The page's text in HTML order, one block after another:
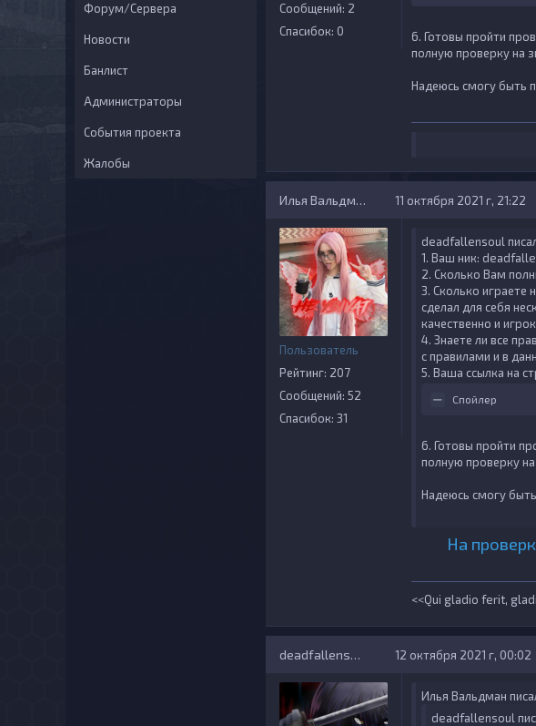
Форум/Сервера
Новости
Банлист
Администраторы
События проекта
Жалобы
Сообщений: 2
Спасибок: 0
6. Готовы пройти
полную проверку на
Надеюсь смогу быть
Илья Вальдман 11 октября 2021 г, 21:22
Пользователь
Рейтинг: 207
Сообщений: 52
Спасибок: 31
deadfallensoul
1. Ваш ник:
2. Сколько Вам
3. Сколько играете
сделал для себя
качественно и
4. Знаете ли все
с правилами и в
5. Ваша ссылка на
Спойлер
6. Готовы пройти
полную проверку
Надеюсь смогу
На
<<Qui gladio ferit,
deadfallensoul 12 октября 2021 г, 00:02
Илья Вальдман
deadfallensoul